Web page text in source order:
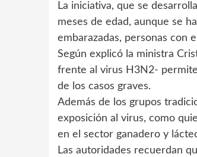
La iniciativa, que se
meses de edad, aunque se
embarazadas, personas con
Según explicó la ministra
frente al virus H3N2-
de los casos graves.
Además de los grupos
exposición al virus, como
en el sector ganadero y
Las autoridades recuerdan